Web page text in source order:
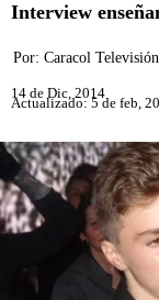
Interview
Por: Caracol Televisión
14 de Dic, 2014
Actualizado: 5 de feb,